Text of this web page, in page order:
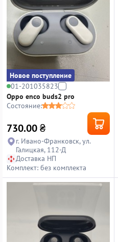
Новое поступление
01-201035823
Oppo enco buds2 pro
Состояние:
730.00₴
г. Ивано-Франковск, ул.
Галицкая, 112-Д
Доставка НП
Комплект: без комплекта